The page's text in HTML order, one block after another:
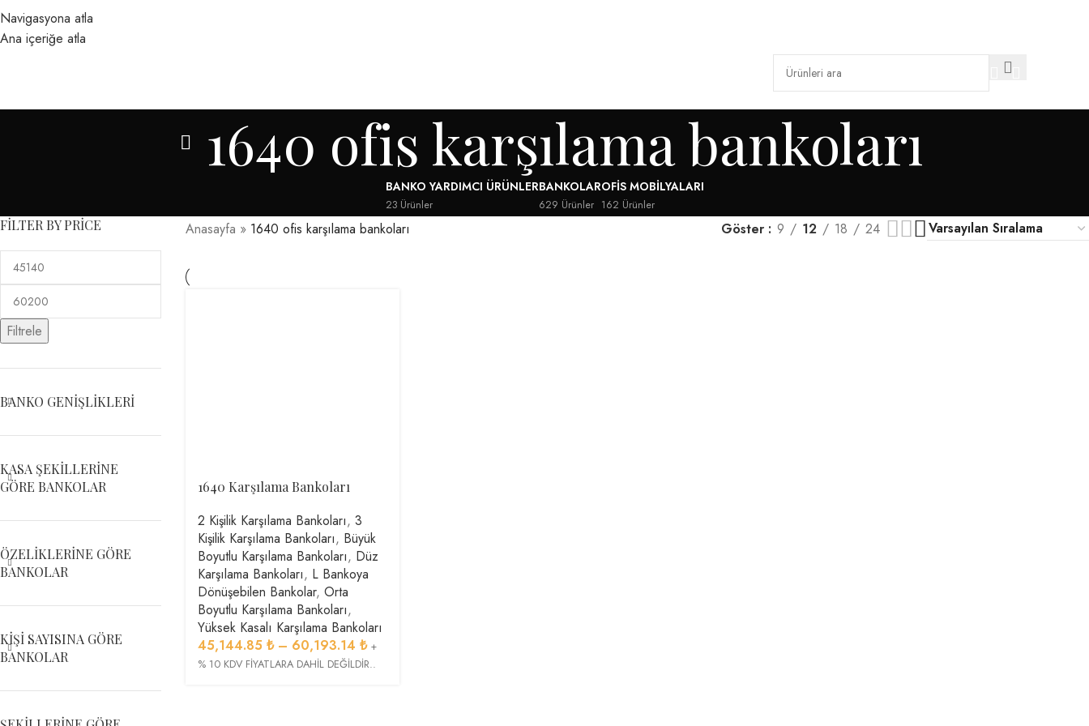
Navigasyona atla
Ana içeriğe atla
(+090) 532 401 17 11
1640 ofis karşılama bankoları
BANKO YARDIMCI ÜRÜNLER
23 Ürünler
BANKOLAR
629 Ürünler
OFIS MOBILYALARI
162 Ürünler
FILTER BY PRICE
Filtrele
BANKO GENIŞLIKLERI
KASA ŞEKILLERINE
GÖRE BANKOLAR
ÖZELIKLERINE GÖRE
BANKOLAR
KIŞI SAYISINA GÖRE
BANKOLAR
Anasayfa » 1640 ofis karşılama bankoları Göster 9 12 18 24
1640 Karşılama Bankoları
2 Kişilik Karşılama Bankoları, 3
Kişilik Karşılama Bankoları, Büyük
Boyutlu Karşılama Bankoları, Düz
Karşılama Bankoları, L Bankoya
Dönüşebilen Bankolar, Orta
Boyutlu Karşılama Bankoları,
Yüksek Kasalı Karşılama Bankoları
45,144.85 ₺ – 60,193.14 ₺ +
% 10 KDV FİYATLARA DAHİL DEĞİLDİR..